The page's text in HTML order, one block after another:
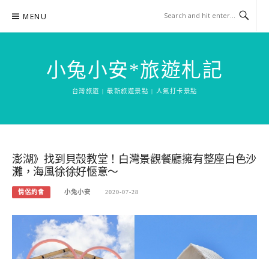
content
MENU
小兔小安*旅遊札記
台灣旅遊 | 最新旅遊景點 | 人氣打卡景點
澎湖》找到貝殼教堂！白灣景觀餐廳擁有整座白色沙
灘，海風徐徐好愜意～
情侶約會 小兔小安 2020-07-28